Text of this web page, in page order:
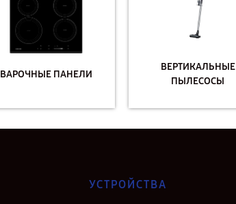
ВАРОЧНЫЕ ПАНЕЛИ
ВЕРТИКАЛЬНЫЕ
ПЫЛЕСОСЫ
УСТРОЙСТВА